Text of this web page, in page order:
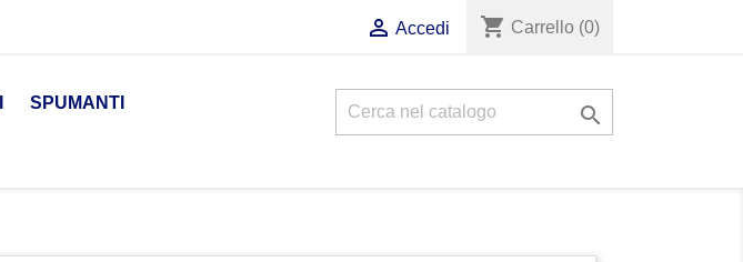
 Accedi shopping_cart Carrello (0)
SPUMANTI 